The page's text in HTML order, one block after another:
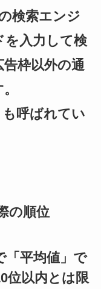
検索エンジ
を入力して検
枠以外の通
も呼ばれてい
の順位
「平均値」で
位以内とは限